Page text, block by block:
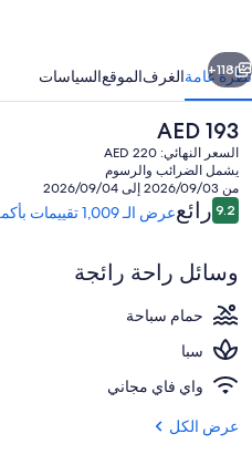
التالي
118+
نظرة عامةالغرفالموقعالسياسات
السعر
الحالي
هو
AED
193
AED 193
السعر النهائي: AED 220
يشمل الضرائب والرسوم
من 2026/09/03 إلى 2026/09/04
التقييمات
9.29.2 من 10رائععرض الـ 1,009 تقييمات بأكملها
وسائل راحة رائجة
حمام سباحة
سبا
واي فاي مجاني
عرض الكل